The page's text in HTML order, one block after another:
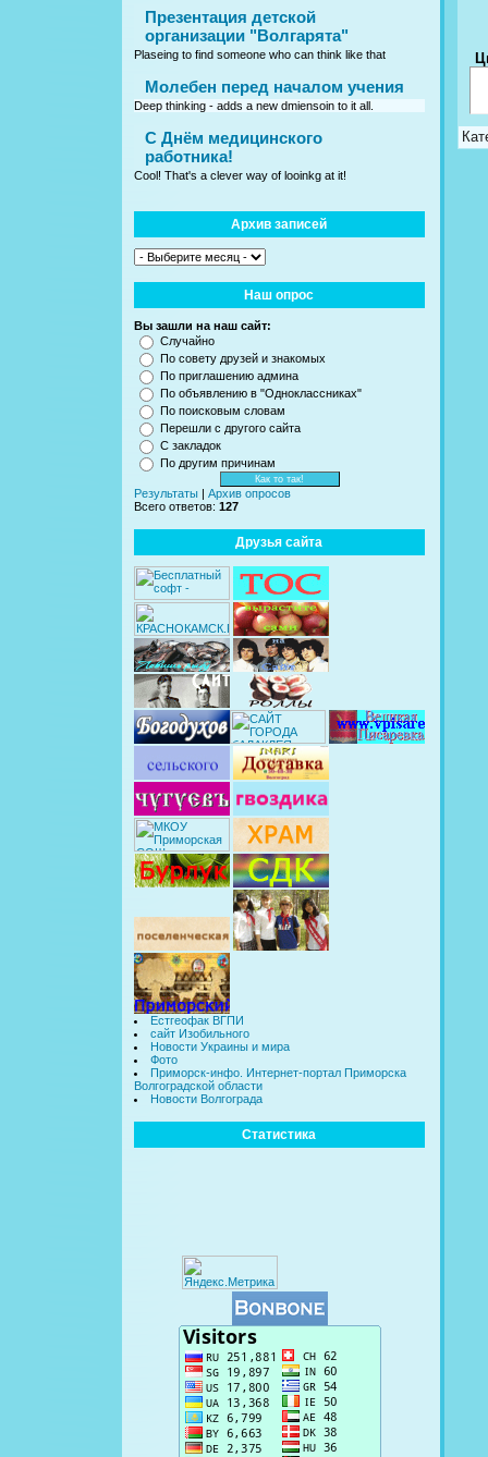
Презентация детской
организации "Волгарята"
Plaseing to find someone who can think like that
Молебен перед началом учения
Deep thinking - adds a new dmiensoin to it all.
C Днём медицинского
работника!
Cool! That's a clever way of looinkg at it!
Архив записей
Наш опрос
Вы зашли на наш сайт:
Случайно
По совету друзей и знакомых
По приглашению админа
По объявлению в "Одноклассниках"
По поисковым словам
Перешли с другого сайта
С закладок
По другим причинам
Результаты
Архив опросов
Всего ответов: 127
Друзья сайта
Естгеофак ВГПИ
сайт Изобильного
Новости Украины и мира
Фото
Приморск-инфо. Интернет-портал Приморска
Волгоградской области
Новости Волгограда
Статистика